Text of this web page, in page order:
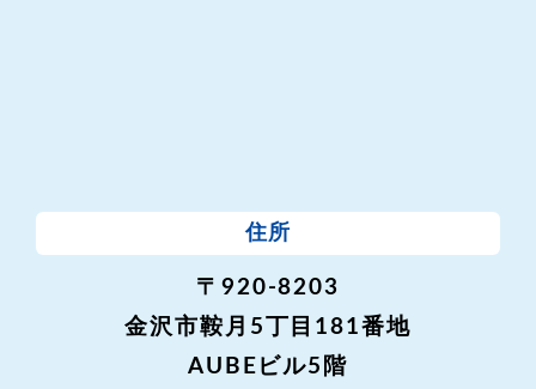
住所
〒920-8203
金沢市鞍月5丁目181番地
AUBEビル5階